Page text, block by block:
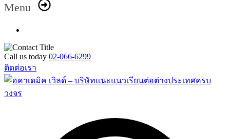
Menu
Call us today 02-066-6299
ติดต่อเรา